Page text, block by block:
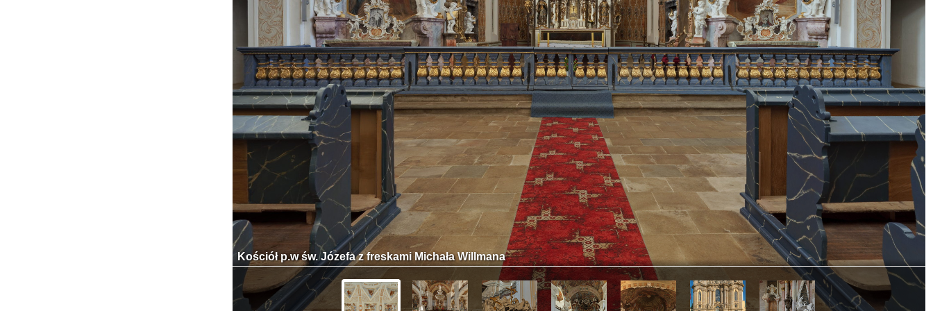
Kościół p.w św. Józefa z freskami Michała Willmana